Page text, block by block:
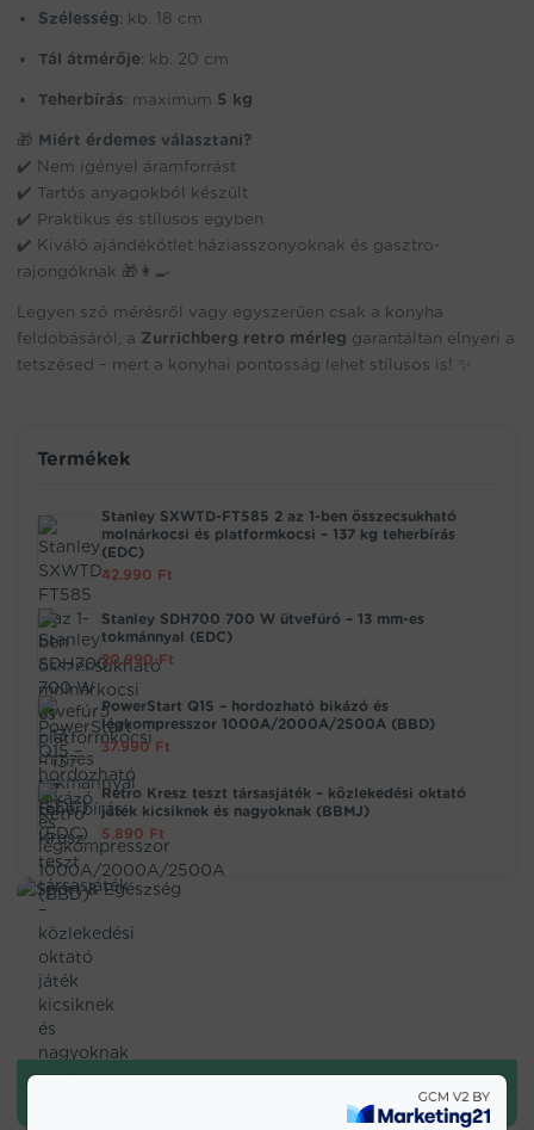
Szélesség: kb. 18 cm
Tál átmérője: kb. 20 cm
Teherbírás: maximum 5 kg
🎁 Miért érdemes választani?
✔️ Nem igényel áramforrást
✔️ Tartós anyagokból készült
✔️ Praktikus és stílusos egyben
✔️ Kiváló ajándékötlet háziasszonyoknak és gasztro-
rajongóknak 🎁👩‍🍳
Legyen szó mérésről vagy egyszerűen csak a konyha
feldobásáról, a Zurrichberg retro mérleg garantáltan elnyeri a
tetszésed – mert a konyhai pontosság lehet stílusos is! ✨
Termékek
Stanley SXWTD-FT585 2 az 1-ben összecsukható
molnárkocsi és platformkocsi – 137 kg teherbírás
(EDC)
42.990 Ft
Stanley SDH700 700 W ütvefúró – 13 mm-es
tokmánnyal (EDC)
20.990Ft
PowerStart Q15 – hordozható bikázó és
légkompresszor 1000A/2000A/2500A (BBD)
37.990 Ft
Retro Kresz teszt társasjáték – közlekedési oktató
játék kicsiknek és nagyoknak (BBMJ)
5.890 Ft